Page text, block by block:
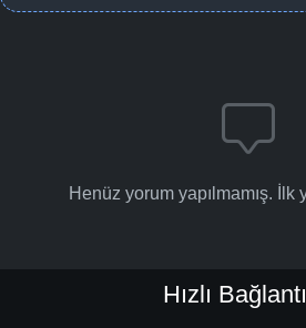
Henüz yorum yapılmamış. İlk
Hızlı